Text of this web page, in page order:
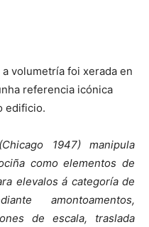
volumetría foi xerada en
referencia icónica
edificio.
1947) manipula
como elementos de
elevalos á categoría de
amontoamentos,
de escala, traslada